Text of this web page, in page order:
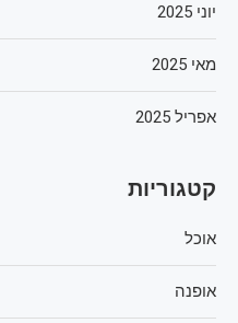
יוני 2025
מאי 2025
אפריל 2025
קטגוריות
אוכל
אופנה